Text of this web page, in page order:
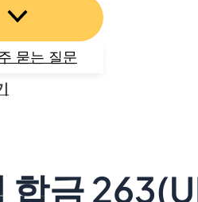
묻는 질문
합금